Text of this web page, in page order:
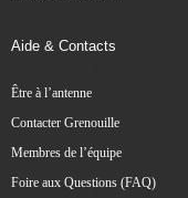
Aide & Contacts
Être à l’antenne
Contacter Grenouille
Membres de l’équipe
Foire aux Questions (FAQ)